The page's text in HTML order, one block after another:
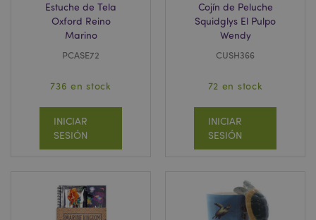
Estuche de Tela
Oxford Reino
Marino
PCASE72
736 en stock
INICIAR
SESIÓN
Cojín de Peluche
Squidglys El Pulpo
Wendy
CUSH366
72 en stock
INICIAR
SESIÓN
PHPSESSID
PHP.net